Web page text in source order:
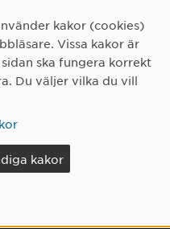
Tel: 090-786 50
Hitta till oss
kakor (cookies)
Vissa kakor är
ska fungera korrekt
Du väljer vilka du vill
kakor